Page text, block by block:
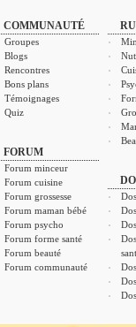
COMMUNAUTÉ
Groupes
Blogs
Rencontres
Bons plans
Témoignages
Quiz
FORUM
Forum minceur
Forum cuisine
Forum grossesse
Forum maman bébé
Forum psycho
Forum forme santé
Forum beauté
Forum communauté